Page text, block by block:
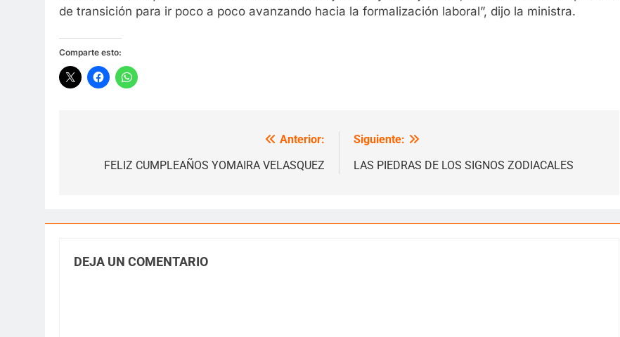
de transición para ir poco a poco avanzando hacia la formalización laboral”, dijo la ministra.
Comparte esto:
Anterior:
FELIZ CUMPLEAÑOS YOMAIRA VELASQUEZ
Siguiente:
LAS PIEDRAS DE LOS SIGNOS ZODIACALES
DEJA UN COMENTARIO